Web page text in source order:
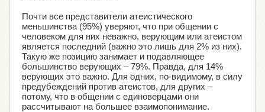
Почти все представители атеистического
меньшинства (95%) уверяют, что при общении с
человеком для них неважно, верующим или атеистом
является последний (важно это лишь для 2% из них).
Такую же позицию занимает и подавляющее
большинство верующих – 79%. Правда, для 14%
верующих это важно. Для одних, по-видимому, в силу
предубеждений против атеистов, для других –
потому, что в общении с единоверцами они
рассчитывают на большее взаимопонимание.